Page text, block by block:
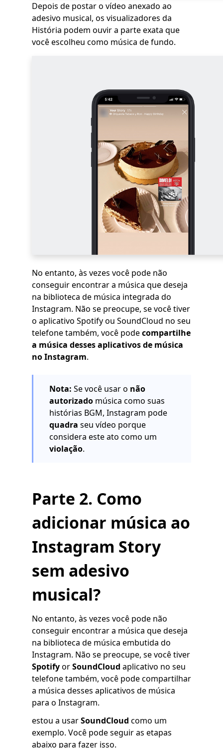
Depois de postar o vídeo anexado ao
adesivo musical, os visualizadores da
História podem ouvir a parte exata que
você escolheu como música de fundo.
No entanto, às vezes você pode não
conseguir encontrar a música que deseja
na biblioteca de música integrada do
Instagram. Não se preocupe, se você tiver
o aplicativo Spotify ou SoundCloud no seu
telefone também, você podecompartilhe
a música desses aplicativos de música
no Instagram.
Nota: Se você usar o não
autorizado música como suas
histórias BGM, Instagram pode
quadra seu vídeo porque
considera este ato como um
violação.
Parte 2. Como
adicionar música ao
Instagram Story
sem adesivo
musical?
No entanto, às vezes você pode não
conseguir encontrar a música que deseja
na biblioteca de música embutida do
Instagram. Não se preocupe, se você tiver
SpotifyorSoundCloud aplicativo no seu
telefone também, você pode compartilhar
a música desses aplicativos de música
para o Instagram.
estou a usarSoundCloud como um
exemplo. Você pode seguir as etapas
abaixo para fazer isso.